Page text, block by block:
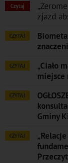
Czytaj
zjazd
CZYTAJ
CZYTAJ
„Ciało
miejsce
CZYTAJ
Gminy
CZYTAJ